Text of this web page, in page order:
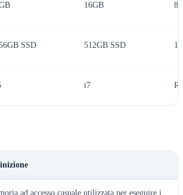
16GB
SSD 512GB SSD
i7
ad accesso casuale utilizzata per eseguire i